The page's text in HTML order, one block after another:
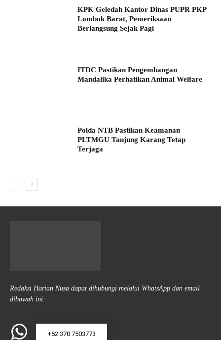
KPK Geledah Kantor Dinas PUPR PKP
Lombok Barat, Pemeriksaan
Berlangsung Sejak Pagi
ITDC Pastikan Pengembangan
Mandalika Perhatikan Animal Welfare
Polda NTB Pastikan Keamanan
PLTMGU Tanjung Karang Tetap
Terjaga
Redaksi Harian Nusa dapat dihubungi melalui WhatsApp dan email
dibawah ini:
+62 370 7503773